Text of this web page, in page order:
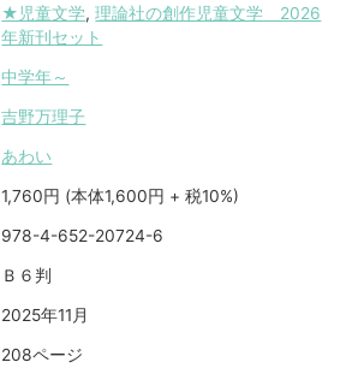
★児童文学,理論社の創作児童文学 2026
年新刊セット
中学年～
吉野万理子
あわい
1,760円 (本体1,600円 + 税10%)
978-4-652-20724-6
Ｂ６判
2025年11月
208ページ